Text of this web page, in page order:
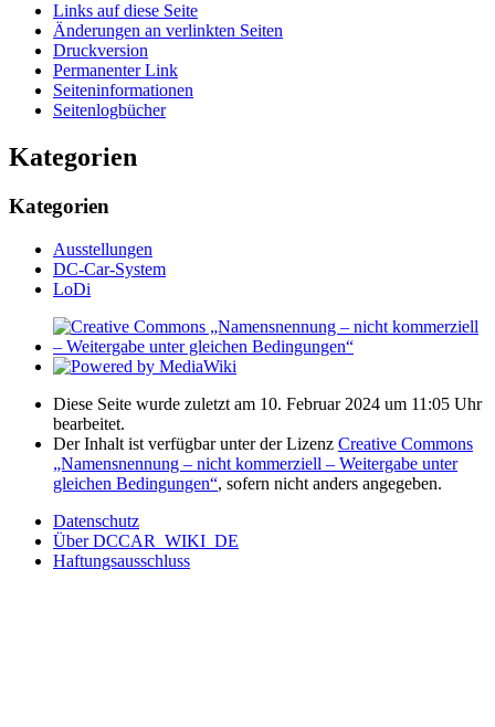
Links auf diese Seite
Änderungen an verlinkten Seiten
Druckversion
Permanenter Link
Seiten­­informationen
Seitenlogbücher
Kategorien
Kategorien
Ausstellungen
DC-Car-System
LoDi
Diese Seite wurde zuletzt am 10. Februar 2024 um 11:05 Uhr
bearbeitet.
Der Inhalt ist verfügbar unter der Lizenz Creative Commons
„Namensnennung – nicht kommerziell – Weitergabe unter
gleichen Bedingungen“, sofern nicht anders angegeben.
Datenschutz
Über DCCAR_WIKI_DE
Haftungsausschluss